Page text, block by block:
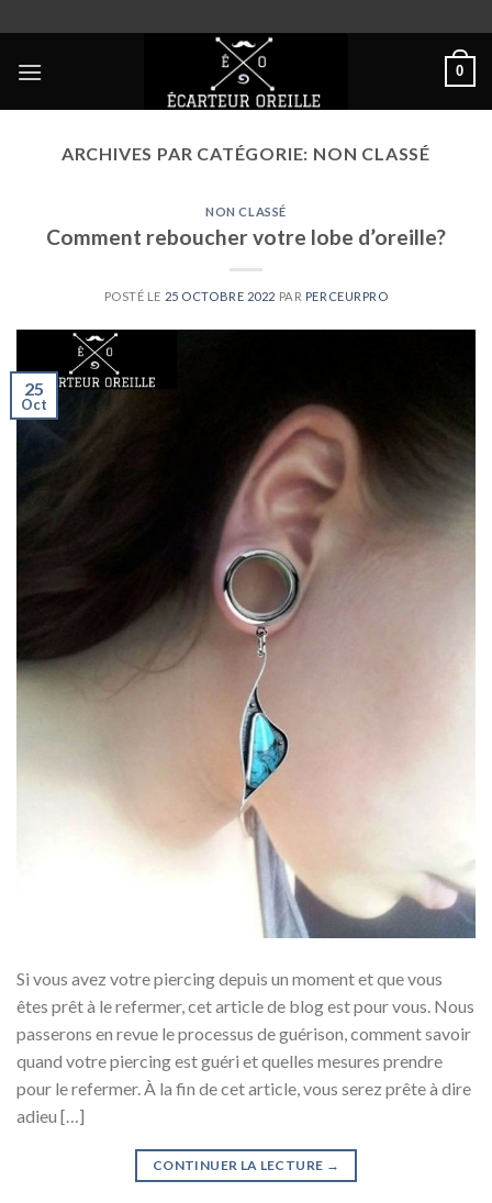
to
content
0
ARCHIVES PAR CATÉGORIE: NON CLASSÉ
NON CLASSÉ
Comment reboucher votre lobe d’oreille?
POSTÉ LE 25 OCTOBRE 2022 PAR PERCEURPRO
25
Oct
Si vous avez votre piercing depuis un moment et que vous
êtes prêt à le refermer, cet article de blog est pour vous. Nous
passerons en revue le processus de guérison, comment savoir
quand votre piercing est guéri et quelles mesures prendre
pour le refermer. À la fin de cet article, vous serez prête à dire
adieu […]
CONTINUER LA LECTURE →